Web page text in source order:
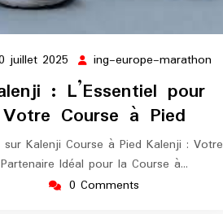
juillet 2025 20
juillet
2025
ing-europe-marathon
: L’Essentiel pour
Votre Course à Pied
Kalenji Course à Pied Kalenji : Votre
Partenaire Idéal pour la Course à…
0 Comments